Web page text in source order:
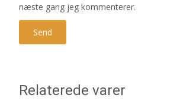
næste gang jeg kommenterer.
Relaterede varer